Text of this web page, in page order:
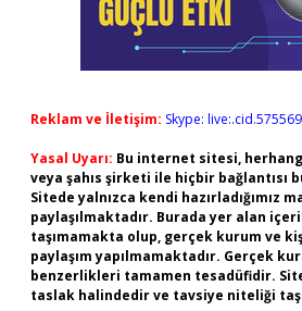
Reklam ve İletişim: Skype:
Yasal Uyarı: Bu internet sitesi,
veya şahıs şirketi ile hiçbir bağlantısı
Sitede yalnızca kendi hazırladığımız
paylaşılmaktadır. Burada yer alan
taşımamakta olup, gerçek kurum ve
paylaşım yapılmamaktadır. Gerçek
benzerlikleri tamamen tesadüfidir.
taslak halindedir ve tavsiye niteliği